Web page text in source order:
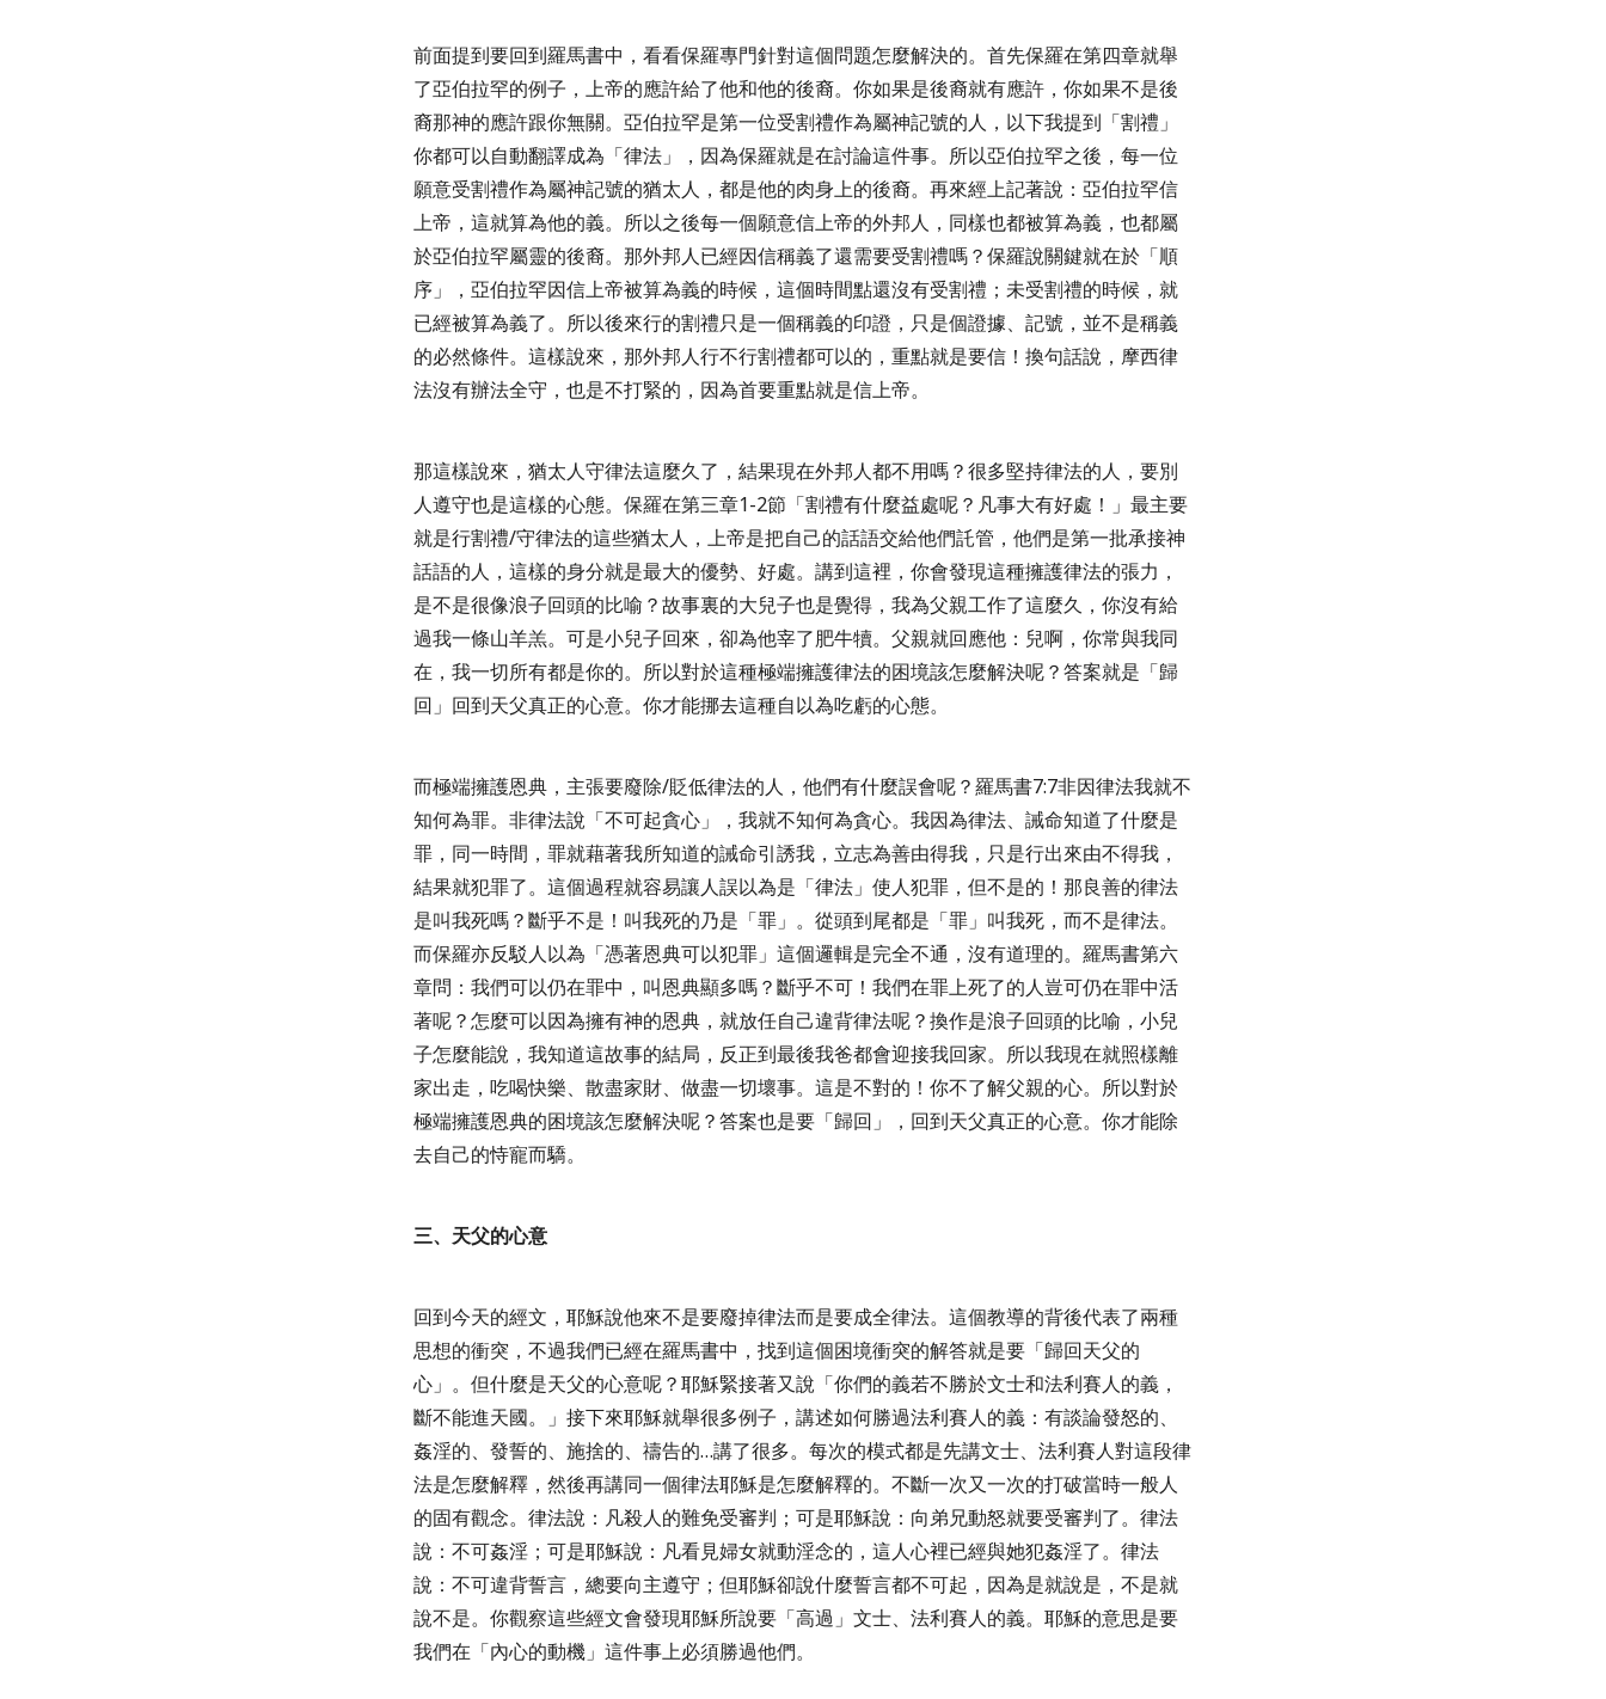
前面提到要回到羅馬書中，看看保羅專門針對這個問題怎麼解決的。首先保羅在第四章就舉
了亞伯拉罕的例子，上帝的應許給了他和他的後裔。你如果是後裔就有應許，你如果不是後
裔那神的應許跟你無關。亞伯拉罕是第一位受割禮作為屬神記號的人，以下我提到「割禮」
你都可以自動翻譯成為「律法」，因為保羅就是在討論這件事。所以亞伯拉罕之後，每一位
願意受割禮作為屬神記號的猶太人，都是他的肉身上的後裔。再來經上記著說： 亞伯拉罕信
上帝，這就算為他的義。所以之後每一個願意信上帝的外邦人，同樣也都被算為義，也都屬
於亞伯拉罕屬靈的後裔。那外邦人已經因信稱義了還需要受割禮嗎？保羅說關鍵就在於「順
序」，亞伯拉罕因信上帝被算為義的時候，這個時間點還沒有受割禮；未受割禮的時候，就
已經被算為義了。所以後來行的割禮只是一個稱義的印證，只是個證據、記號，並不是稱義
的必然條件。這樣說來，那外邦人行不行割禮都可以的，重點就是要信！換句話說，摩西律
法沒有辦法全守，也是不打緊的，因為首要重點就是信上帝。
那這樣說來，猶太人守律法這麼久了，結果現在外邦人都不用嗎？很多堅持律法的人，要別
人遵守也是這樣的心態。保羅在第三章1-2節「割禮有什麼益處呢？凡事大有好處 ！」最主要
就是行割禮/守律法的這些猶太人，上帝是把自己的話語交給他們託管，他們是第一批承接神
話語的人，這樣的身分就是最大的優勢、好處。講到這裡，你會發現這種擁護律法的張力，
是不是很像浪子回頭的比喻？故事裏的大兒子也是覺得，我為父親工作了這麼久，你沒有給
過我一條山羊羔。可是小兒子回來，卻為他宰了肥牛犢。父親就回應他：兒啊，你常與我同
在，我一切所有都是你的。所以對於這種極端擁護律法的困境該怎麼解決呢？答案就是「歸
回」回到天父真正的心意。你才能挪去這種自以為吃虧的心態。
而極端擁護恩典，主張要廢除/貶低律法的人，他們有什麼誤會呢？羅馬書7:7非因律法我就不
知何為罪。非律法說 「不可起貪心 」 ，我就不知何為貪心。我因為律法、誡命知道了什麼是
罪，同一時間，罪就藉著我所知道的誡命引誘我，立志為善由得我，只是行出來由不得我，
結果就犯罪了。這個過程就容易讓人誤以為是「律法」使人犯罪，但不是的！ 那良善的律法
是叫我死嗎？斷乎不是！叫我死的乃是「罪」 。從頭到尾都是「罪」叫我死，而不是律法。
而保羅亦反駁人以為「憑著恩典可以犯罪」這個邏輯是完全不通，沒有道理的。羅馬書第六
章問： 我們可以仍在罪中，叫恩典顯多嗎？斷乎不可！我們在罪上死了的人豈可仍在罪中活
著呢？怎麼可以因為擁有神的恩典，就放任自己違背律法呢？換作是浪子回頭的比喻，小兒
子怎麼能說，我知道這故事的結局，反正到最後我爸都會迎接我回家。所以我現在就照樣離
家出走，吃喝快樂、散盡家財、做盡一切壞事。這是不對的！你不了解父親的心。所以對於
極端擁護恩典的困境該怎麼解決呢？答案也是要「歸回」，回到天父真正的心意。你才能除
去自己的恃寵而驕。
三、天父的心意
回到今天的經文，耶穌說他來不是要廢掉律法而是要成全律法。這個教導的背後代表了兩種
思想的衝突，不過我們已經在羅馬書中，找到這個困境衝突的解答就是要「歸回天父的
心」。但什麼是天父的心意呢？耶穌緊接著又說「你們的義若不勝於文士和法利賽人的義，
斷不能進天國。」接下來耶穌就舉很多例子，講述如何勝過法利賽人的義：有談論發怒的、
姦淫的、發誓的、施捨的、禱告的…講了很多。每次的模式都是先講文士、法利賽人對這段律
法是怎麼解釋，然後再講同一個律法耶穌是怎麼解釋的。不斷一次又一次的打破當時一般人
的固有觀念。律法說：凡殺人的難免受審判；可是耶穌說：向弟兄動怒就要受審判了。律法
說：不可姦淫；可是耶穌說：凡看見婦女就動淫念的，這人心裡已經與她犯姦淫了。律法
說：不可違背誓言，總要向主遵守；但耶穌卻說什麼誓言都不可起，因為是就說是，不是就
說不是。你觀察這些經文會發現耶穌所說要「高過」文士、法利賽人的義。耶穌的意思是要
我們在「內心的動機」這件事上必須勝過他們。